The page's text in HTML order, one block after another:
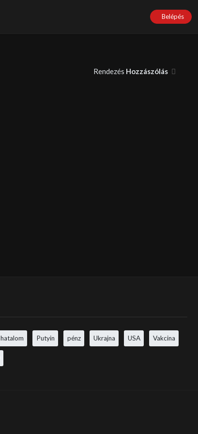
Belépés
Rendezés Hozzászólás
hatalom Putyin pénz Ukrajna USA Vakcina